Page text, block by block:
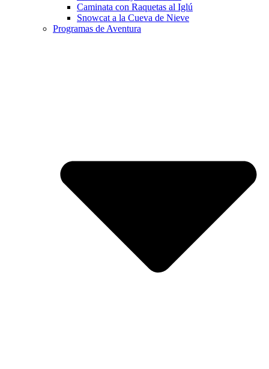
Caminata con Raquetas al Iglú
Snowcat a la Cueva de Nieve
Programas de Aventura